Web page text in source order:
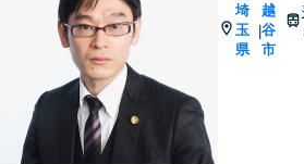
埼
玉
県
|
越
谷
市